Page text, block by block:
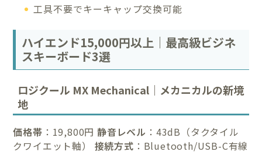
工具不要でキーキャップ交換可能
ハイエンド15,000円以上｜最高級ビジネ
スキーボード3選
ロジクール MX Mechanical｜メカニカルの新境
地
価格帯 ：19,800円静音レベル ：43dB（タクタイル
クワイエット軸） 接続方式 ：Bluetooth/USB-C有線